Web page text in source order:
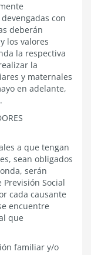
con
deberán
los valores
la respectiva
la
y maternales
en adelante,
a que tengan
sean obligados
serán
Social
cada causante
encuentre
que
familiar y/o